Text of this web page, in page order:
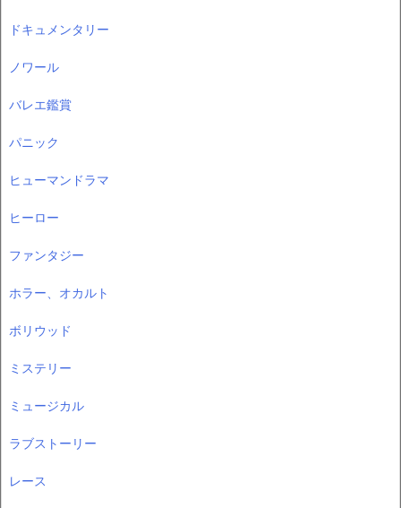
ドキュメンタリー
ノワール
バレエ鑑賞
パニック
ヒューマンドラマ
ヒーロー
ファンタジー
ホラー、オカルト
ボリウッド
ミステリー
ミュージカル
ラブストーリー
レース